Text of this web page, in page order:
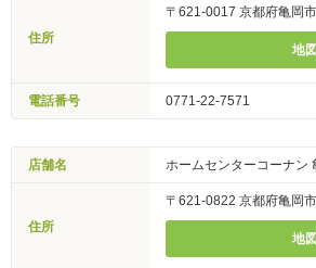
住所
〒621-0017 京都府亀岡
地図
電話番号 0771-22-7571
店舗名 ホームセンターコーナン
住所
〒621-0822 京都府亀岡
地図